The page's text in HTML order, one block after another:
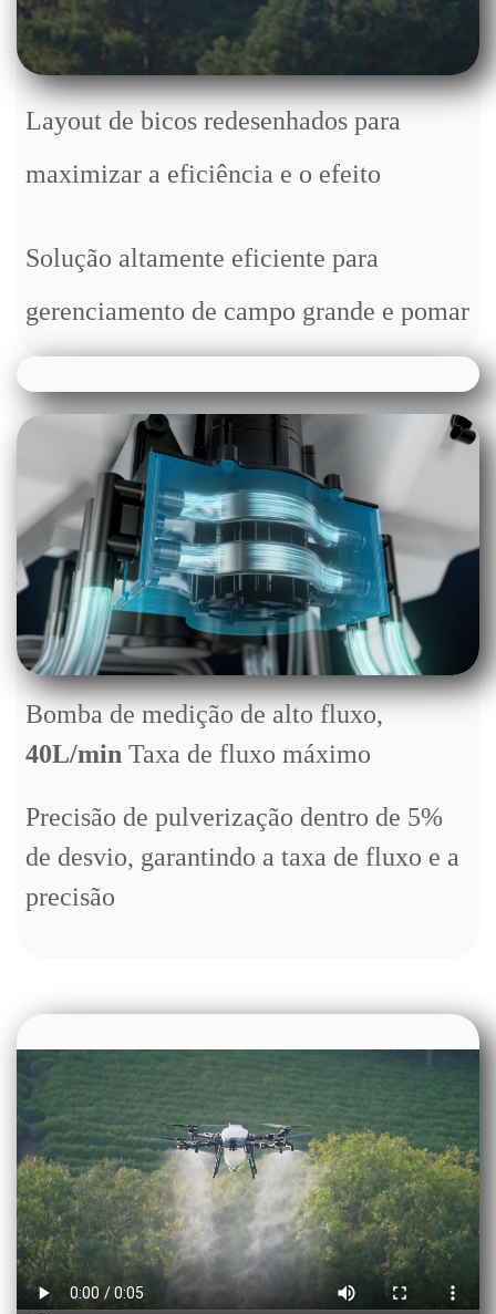
Layout de bicos redesenhados para
maximizar a eficiência e o efeito
Solução altamente eficiente para
gerenciamento de campo grande e pomar
Bomba de medição de alto fluxo,
40L/min Taxa de fluxo máximo
Precisão de pulverização dentro de 5%
de desvio, garantindo a taxa de fluxo e a
precisão